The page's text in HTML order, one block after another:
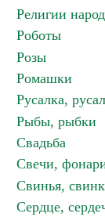
Религии
Роботы
Розы
Ромашки
Русалка,
Рыбы, рыбки
Свадьба
Свечи,
Свинья,
Сердце,